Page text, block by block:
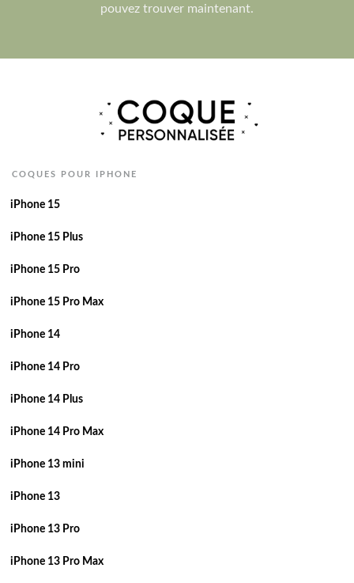
pouvez trouver maintenant.
COQUES POUR IPHONE
iPhone 15
iPhone 15 Plus
iPhone 15 Pro
iPhone 15 Pro Max
iPhone 14
iPhone 14 Pro
iPhone 14 Plus
iPhone 14 Pro Max
iPhone 13 mini
iPhone 13
iPhone 13 Pro
iPhone 13 Pro Max